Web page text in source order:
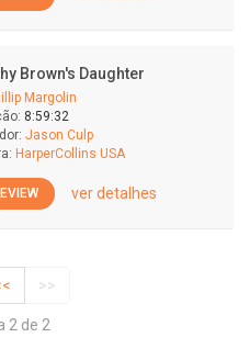
Brown's Daughter
Margolin
8:59:32
Jason Culp
HarperCollins USA
ver detalhes
>>
2 de 2